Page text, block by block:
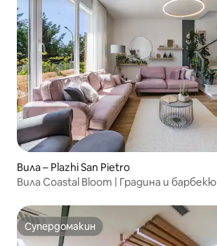
Вила – Plazhi San Pietro
Вила Coastal Bloom | Градина и барбекю
Супердомакин
Супердомакин